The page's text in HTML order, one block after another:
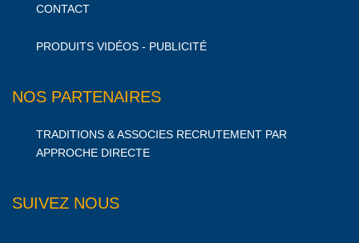
CONTACT
PRODUITS VIDÉOS - PUBLICITÉ
NOS PARTENAIRES
TRADITIONS & ASSOCIES RECRUTEMENT PAR
APPROCHE DIRECTE
SUIVEZ NOUS